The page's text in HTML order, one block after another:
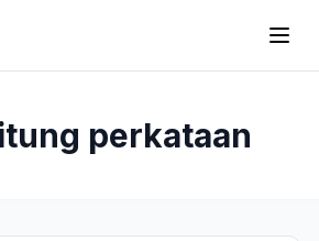
perkataan